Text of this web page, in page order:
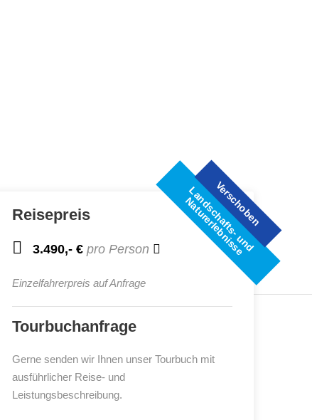
L
a
n
d
s
c
h
a
f
t
s
-
u
n
d
N
a
t
u
r
e
r
l
e
b
n
i
s
s
e
Verschoben
Reisepreis
3.490,- € pro Person
Einzelfahrerpreis auf Anfrage
Tourbuchanfrage
Gerne senden wir Ihnen unser Tourbuch mit
ausführlicher Reise- und
Leistungsbeschreibung.